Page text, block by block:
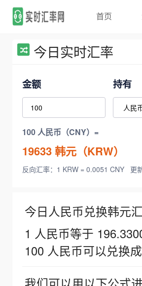
首页
今日实时汇率
金额 持有
100 人民币（CNY）=
19633韩元（KRW）
反向汇率：1 KRW = 0.0051 CNY 更
今日人民币兑换韩元汇
1 人民币等于
100 人民币可以兑换